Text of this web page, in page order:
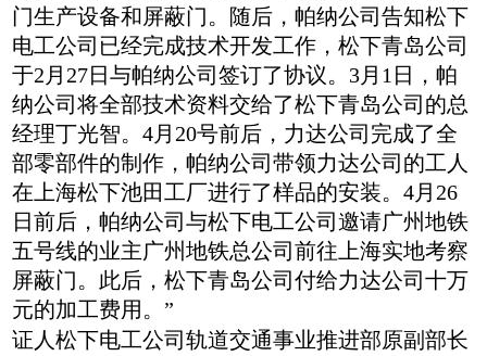
门生产设备和屏蔽门。随后，帕纳公司告知松下
电工公司已经完成技术开发工作，松下青岛公司
于2月27日与帕纳公司签订了协议。3月1日，帕
纳公司将全部技术资料交给了松下青岛公司的总
经理丁光智。4月20号前后，力达公司完成了全
部零部件的制作，帕纳公司带领力达公司的工人
在上海松下池田工厂进行了样品的安装。4月26
日前后，帕纳公司与松下电工公司邀请广州地铁
五号线的业主广州地铁总公司前往上海实地考察
屏蔽门。此后，松下青岛公司付给力达公司十万
元的加工费用。”
证人松下电工公司轨道交通事业推进部原副部长